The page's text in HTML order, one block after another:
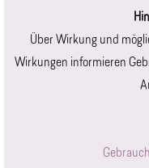
Über Wirkung und
Wirkungen informieren